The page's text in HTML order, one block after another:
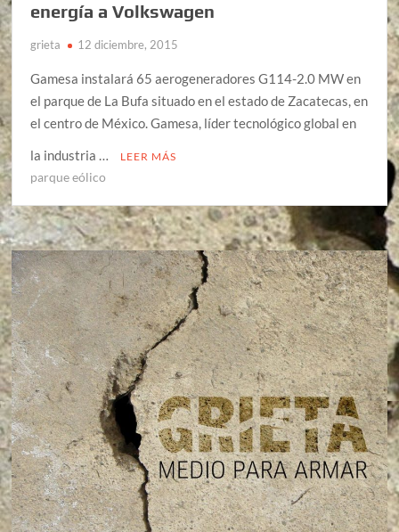
energía a Volkswagen
grieta 12 diciembre, 2015
Gamesa instalará 65 aerogeneradores G114-2.0 MW en
el parque de La Bufa situado en el estado de Zacatecas, en
el centro de México. Gamesa, líder tecnológico global en
la industria …
LEER MÁS
parque eólico